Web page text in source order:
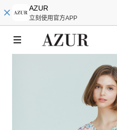
AZUR
立刻使用官方APP